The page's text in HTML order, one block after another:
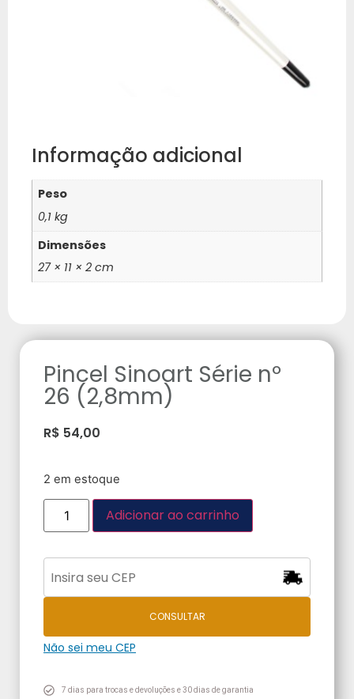
Informação adicional
Peso
0,1 kg
Dimensões
27 × 11 × 2 cm
Pincel Sinoart Série nº
26 (2,8mm)
R$ 54,00
2 em estoque
Adicionar ao carrinho
CONSULTAR
Não sei meu CEP
7 dias para trocas e devoluções e 30 dias de garantia